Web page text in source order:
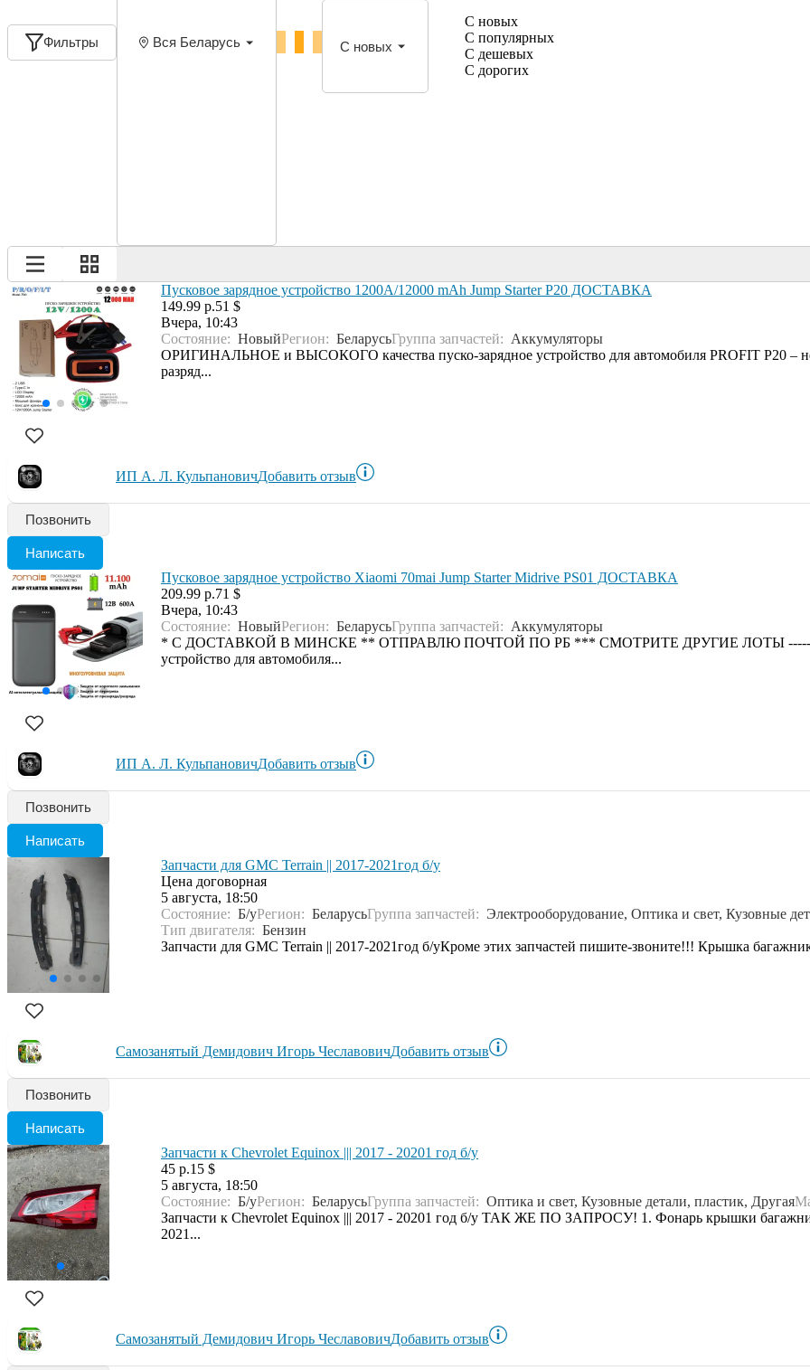
Фильтры Вся Беларусь С новых
С новых
С популярных
С дешевых
С дорогих
Пусковое зарядное устройство 1200A/12000 mAh Jump Starter P20 ДОСТАВКА
149.99 р.51 $
Вчера, 10:43
Состояние: НовыйРегион: БеларусьГруппа запчастей: Аккумуляторы
ОРИГИНАЛЬНОЕ и ВЫСОКОГО качества пуско-зарядное устройство для автомобиля PROFIT P20 –
разряд...
ИП А. Л. КульпановичДобавить отзыв
Позвонить
Написать
Пусковое зарядное устройство Xiaomi 70mai Jump Starter Midrive PS01 ДОСТАВКА
209.99 р.71 $
Вчера, 10:43
Состояние: НовыйРегион: БеларусьГруппа запчастей: Аккумуляторы
* С ДОСТАВКОЙ В МИНСКЕ ** ОТПРАВЛЮ ПОЧТОЙ ПО РБ *** СМОТРИТЕ ДРУГИЕ ЛОТЫ -----
устройство для автомобиля...
ИП А. Л. КульпановичДобавить отзыв
Позвонить
Написать
Запчасти для GMC Terrain || 2017-2021год б/у
Цена договорная
5 августа, 18:50
Состояние: Б/уРегион: БеларусьГруппа запчастей: Электрооборудование, Оптика и свет, Кузовные
Тип двигателя: Бензин
Запчасти для GMC Terrain || 2017-2021год б/уКроме этих запчастей пишите-звоните!!! Крышка
Самозанятый Демидович Игорь ЧеславовичДобавить отзыв
Позвонить
Написать
Запчасти к Chevrolet Equinox ||| 2017 - 20201 год б/у
45 р.15 $
5 августа, 18:50
Состояние: Б/уРегион: БеларусьГруппа запчастей: Оптика и свет, Кузовные детали, пластик, Другая
Запчасти к Chevrolet Equinox ||| 2017 - 20201 год б/у ТАК ЖЕ ПО ЗАПРОСУ! 1. Фонарь крышки
2021...
Самозанятый Демидович Игорь ЧеславовичДобавить отзыв